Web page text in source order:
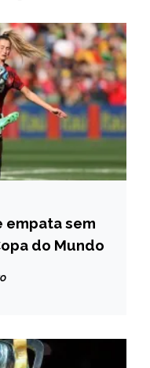
empata sem
do Mundo